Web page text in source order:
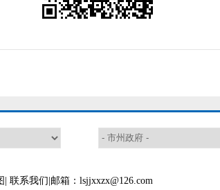
联系我们 |邮箱：lsjjxxzx@126.com